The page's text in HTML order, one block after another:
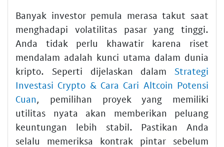
Banyak investor pemula merasa takut saat
menghadapi volatilitas pasar yang tinggi.
Anda tidak perlu khawatir karena riset
mendalam adalah kunci utama dalam dunia
kripto. Seperti dijelaskan dalam Strategi
Investasi Crypto & Cara Cari Altcoin Potensi
Cuan, pemilihan proyek yang memiliki
utilitas nyata akan memberikan peluang
keuntungan lebih stabil. Pastikan Anda
selalu memeriksa kontrak pintar sebelum